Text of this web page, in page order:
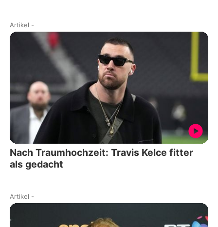
Artikel -
Nach Traumhochzeit: Travis Kelce fitter
als gedacht
Artikel -